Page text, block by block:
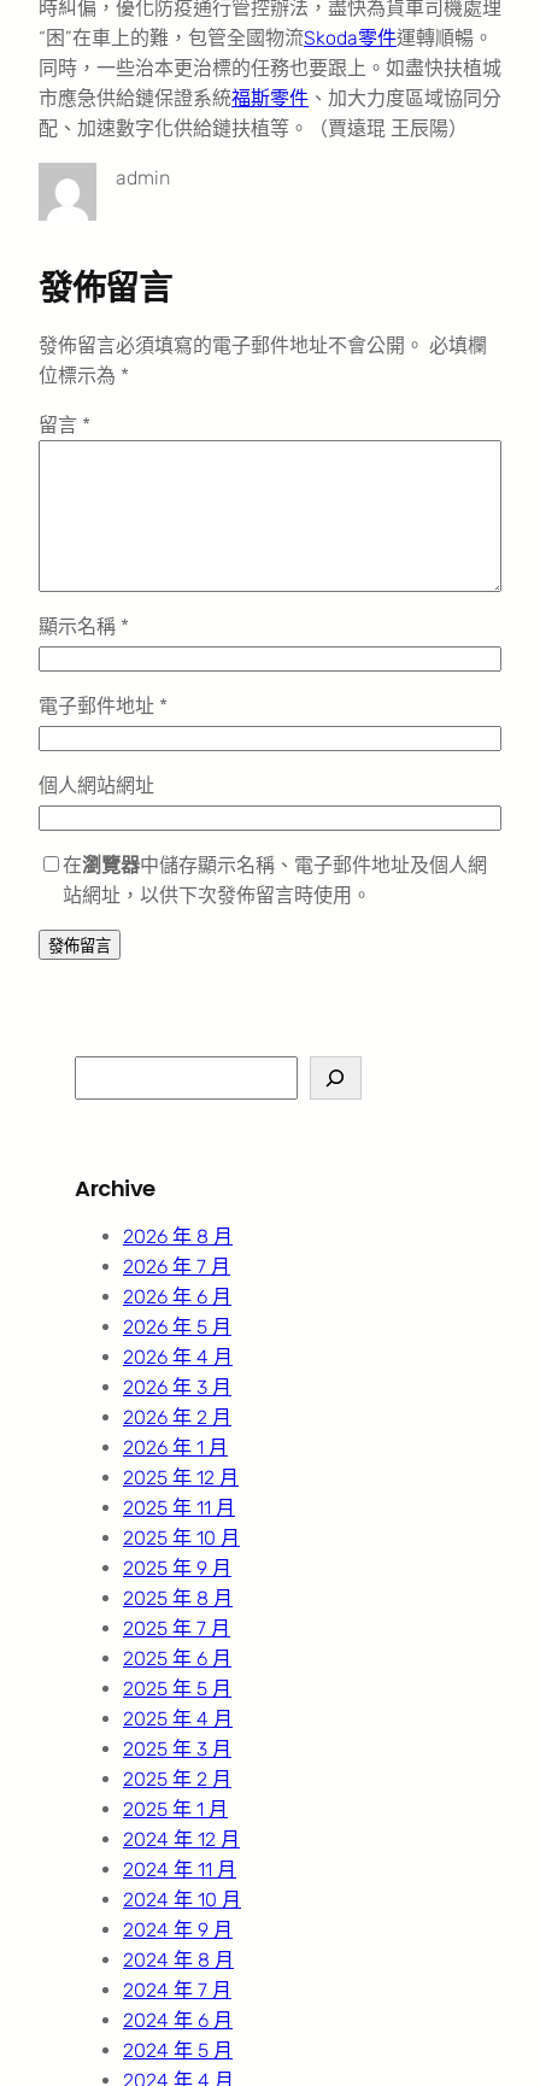
時糾偏，優化防疫通行管控辦法，盡快為貨車司機處理
“困”在車上的難，包管全國物流Skoda零件運轉順暢。
同時，一些治本更治標的任務也要跟上。如盡快扶植城
市應急供給鏈保證系統福斯零件 、加大力度區域協同分
配、加速數字化供給鏈扶植等。（賈遠琨 王辰陽）
admin
發佈留言
發佈留言必須填寫的電子郵件地址不會公開。 必填欄
位標示為 *
留言 *
顯示名稱 *
電子郵件地址 *
個人網站網址
在瀏覽器中儲存顯示名稱、電子郵件地址及個人網
站網址，以供下次發佈留言時使用。
e
c
Archive
2026 年 8 月
2026 年 7 月
2026 年 6 月
2026 年 5 月
2026 年 4 月
2026 年 3 月
2026 年 2 月
2026 年 1 月
2025 年 12 月
2025 年 11 月
2025 年 10 月
2025 年 9 月
2025 年 8 月
2025 年 7 月
2025 年 6 月
2025 年 5 月
2025 年 4 月
2025 年 3 月
2025 年 2 月
2025 年 1 月
2024 年 12 月
2024 年 11 月
2024 年 10 月
2024 年 9 月
2024 年 8 月
2024 年 7 月
2024 年 6 月
2024 年 5 月
2024 年 4 月